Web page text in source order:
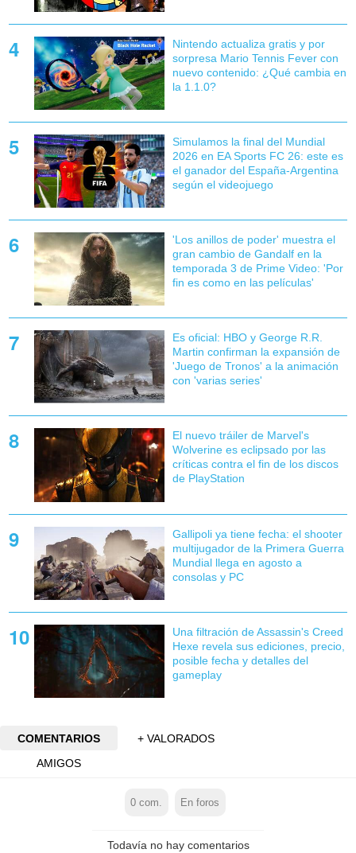
Nintendo actualiza gratis y por
sorpresa Mario Tennis Fever con
nuevo contenido: ¿Qué cambia en
la 1.1.0?
Simulamos la final del Mundial
2026 en EA Sports FC 26: este es
el ganador del España-Argentina
según el videojuego
'Los anillos de poder' muestra el
gran cambio de Gandalf en la
temporada 3 de Prime Video: 'Por
fin es como en las películas'
Es oficial: HBO y George R.R.
Martin confirman la expansión de
'Juego de Tronos' a la animación
con 'varias series'
El nuevo tráiler de Marvel's
Wolverine es eclipsado por las
críticas contra el fin de los discos
de PlayStation
Gallipoli ya tiene fecha: el shooter
multijugador de la Primera Guerra
Mundial llega en agosto a
consolas y PC
Una filtración de Assassin's Creed
Hexe revela sus ediciones, precio,
posible fecha y detalles del
gameplay
COMENTARIOS
+ VALORADOS
AMIGOS
0 com. En foros
Todavía no hay comentarios